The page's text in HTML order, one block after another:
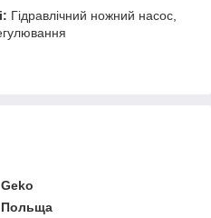
Гідравлічний ножний насос,
Geko
Польща